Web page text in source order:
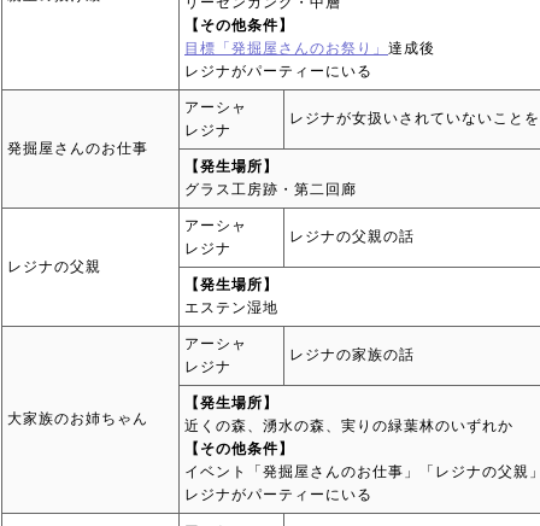
【その他条件】
目標「発掘屋さんのお祭り」 達成後
レジナがパーティーにいる
発掘屋さんのお仕事
アーシャ
レジナ
レジナが女扱いされていないこと
【発生場所】
グラス工房跡・第二回廊
レジナの父親
アーシャ
レジナ
レジナの父親の話
【発生場所】
エステン湿地
大家族のお姉ちゃん
アーシャ
レジナ
レジナの家族の話
【発生場所】
近くの森、湧水の森、実りの緑葉林のいずれか
【その他条件】
イベント「発掘屋さんのお仕事」「レジナの父親
レジナがパーティーにいる